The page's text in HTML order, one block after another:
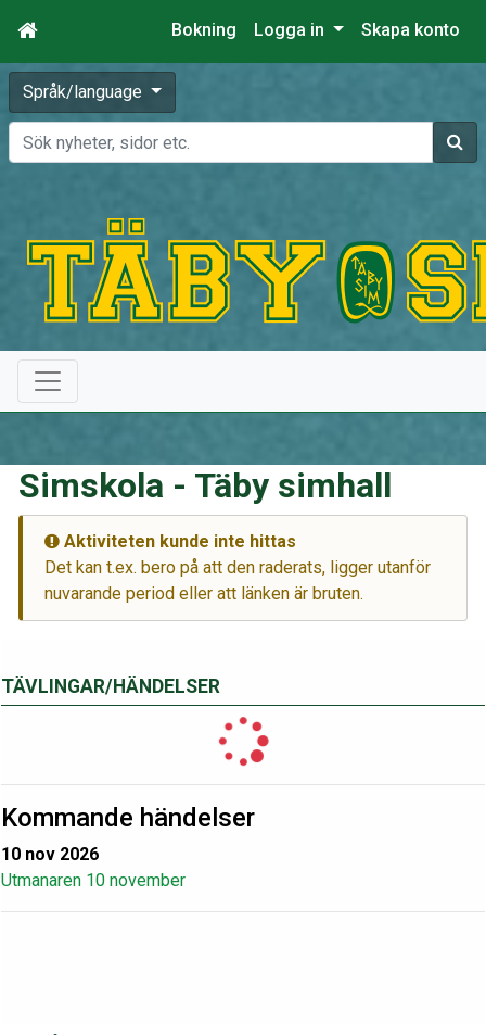
Bokning Logga in Skapa konto
Språk/language
Sök
TÄVLINGAR/HÄNDELSER
Kommande händelser
10 nov 2026
Utmanaren 10 november
Simskola - Täby simhall
Aktiviteten kunde inte hittas
Det kan t.ex. bero på att den raderats, ligger utanför
nuvarande period eller att länken är bruten.